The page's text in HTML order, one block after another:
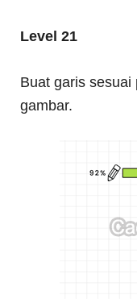
Level 21
Buat garis
gambar.